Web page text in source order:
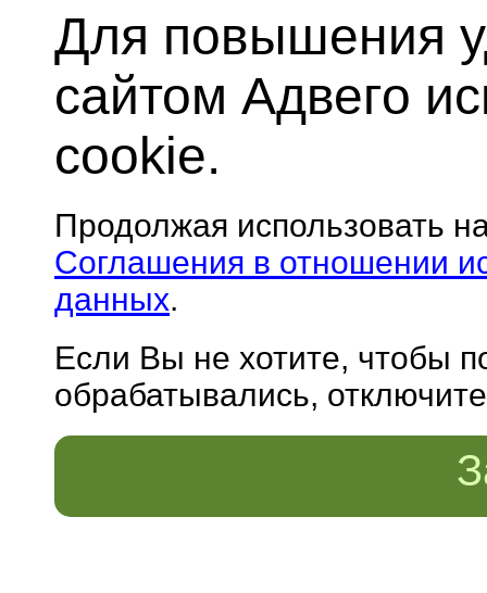
Для повышения
сайтом Адвего
cookie.
Продолжая использовать
Соглашения в отношении
данных.
Если Вы не хотите, чтобы
обрабатывались,